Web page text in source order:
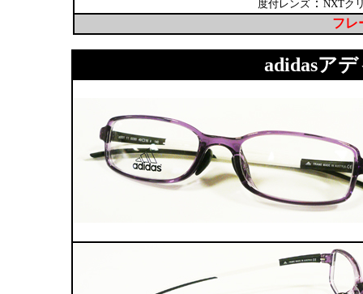
度付レンズ ： NXTク
フレ
adidasアデ